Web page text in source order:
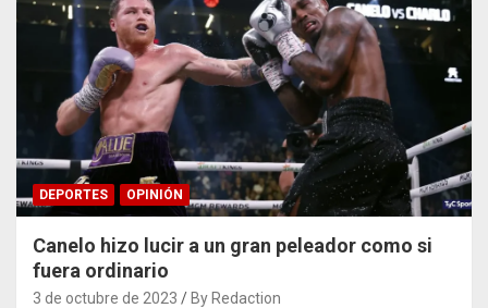
DEPORTES OPINIÓN
Canelo hizo lucir a un gran peleador como si
fuera ordinario
3 de octubre de 2023 By Redaction